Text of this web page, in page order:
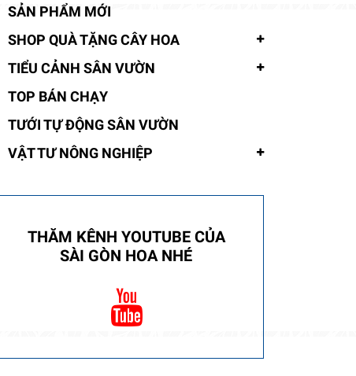
SẢN PHẨM MỚI
SHOP QUÀ TẶNG CÂY HOA
TIỂU CẢNH SÂN VƯỜN
TOP BÁN CHẠY
TƯỚI TỰ ĐỘNG SÂN VƯỜN
VẬT TƯ NÔNG NGHIỆP
THĂM KÊNH YOUTUBE CỦA
SÀI GÒN HOA NHÉ